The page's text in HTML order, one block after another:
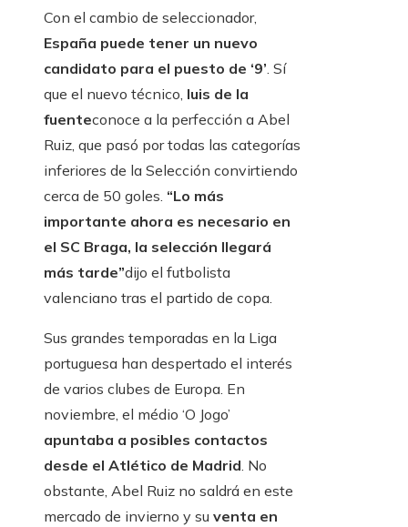
Con el cambio de seleccionador,
España puede tener un nuevo
candidato para el puesto de ‘9’. Sí
que el nuevo técnico, luis de la
fuenteconoce a la perfección a Abel
Ruiz, que pasó por todas las categorías
inferiores de la Selección convirtiendo
cerca de 50 goles. “Lo más
importante ahora es necesario en
el SC Braga, la selección llegará
más tarde”dijo el futbolista
valenciano tras el partido de copa.
Sus grandes temporadas en la Liga
portuguesa han despertado el interés
de varios clubes de Europa. En
noviembre, el médio ‘O Jogo’
apuntaba a posibles contactos
desde el Atlético de Madrid. No
obstante, Abel Ruiz no saldrá en este
mercado de invierno y su venta en